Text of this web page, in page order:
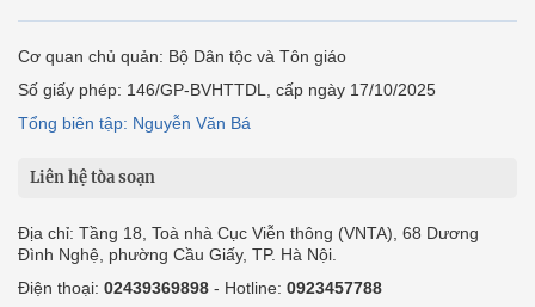
Cơ quan chủ quản: Bộ Dân tộc và Tôn giáo
Số giấy phép: 146/GP-BVHTTDL, cấp ngày 17/10/2025
Tổng biên tập: Nguyễn Văn Bá
Liên hệ tòa soạn
Địa chỉ: Tầng 18, Toà nhà Cục Viễn thông (VNTA), 68 Dương
Đình Nghệ, phường Cầu Giấy, TP. Hà Nội.
Điện thoại: 02439369898 - Hotline: 0923457788